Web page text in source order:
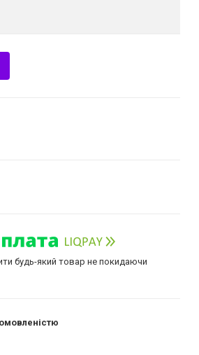
будь-який товар не покидаючи